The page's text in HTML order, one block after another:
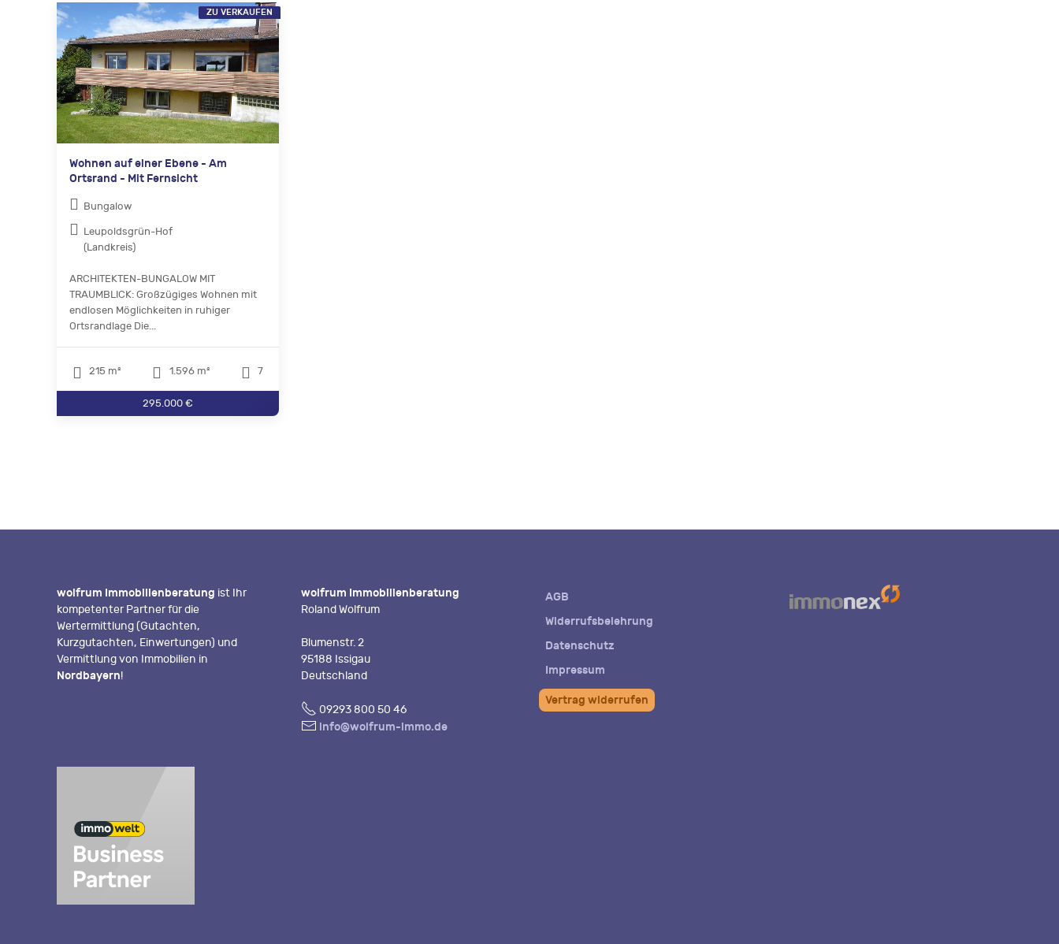
Wohnen auf einer Ebene - Am
Ortsrand - Mit Fernsicht
Bungalow
Leupoldsgrün-Hof
(Landkreis)
ARCHITEKTEN-BUNGALOW MIT
TRAUMBLICK: Großzügiges Wohnen mit
endlosen Möglichkeiten in ruhiger
Ortsrandlage Die...
215 m² 1.596 m² 7
295.000 €
ZU VERKAUFEN
wolfrum Immobilienberatung ist Ihr
kompetenter Partner für die
Wertermittlung (Gutachten,
Kurzgutachten, Einwertungen) und
Vermittlung von Immobilien in
Nordbayern!
wolfrum Immobilienberatung
Roland Wolfrum
Blumenstr. 2
95188 Issigau
Deutschland
Fon 09293 800 50 46
E- info@wolfrum-immo.de
AGB
Widerrufsbelehrung
Datenschutz
Impressum
Vertrag widerrufen